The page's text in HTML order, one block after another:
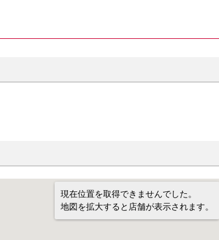
現在位置を取得できませんでした。
地図を拡大すると店舗が表示されます。